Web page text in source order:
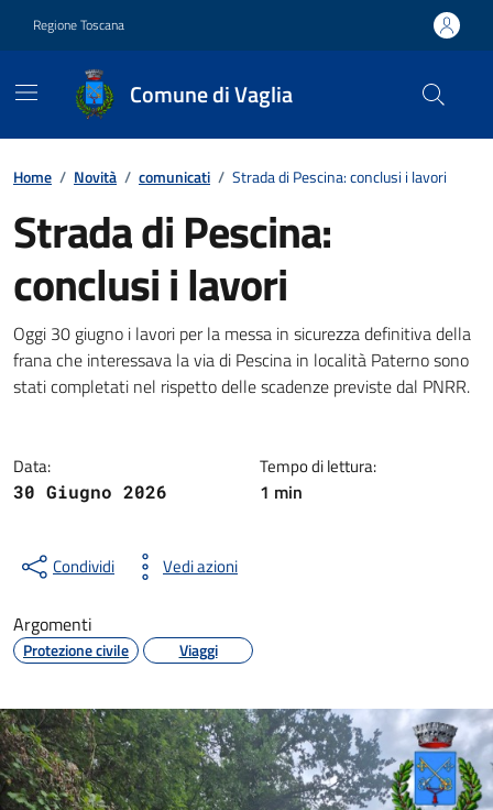
Regione Toscana
Comune di Vaglia
Contenuti in evidenza
Home / Novità / comunicati / Strada di Pescina: conclusi i lavori
Strada di Pescina:
conclusi i lavori
Dettagli della notizia
Oggi 30 giugno i lavori per la messa in sicurezza definitiva della
frana che interessava la via di Pescina in località Paterno sono
stati completati nel rispetto delle scadenze previste dal PNRR.
Data:
30 Giugno 2026
Tempo di lettura:
1 min
Condividi Vedi azioni
Argomenti
Protezione civile Viaggi